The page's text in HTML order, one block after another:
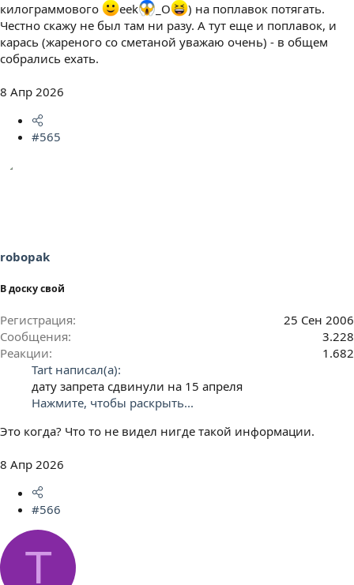
килограммового
eek _O
) на поплавок потягать.
Честно скажу не был там ни разу. А тут еще и поплавок, и
карась (жареного со сметаной уважаю очень) - в общем
собрались ехать.
8 Апр 2026
#565
robopak
В доску свой
Регистрация
25 Сен 2006
Сообщения
3.228
Реакции
1.682
Tart написал(а):
дату запрета сдвинули на 15 апреля
Нажмите, чтобы раскрыть...
Это когда? Что то не видел нигде такой информации.
8 Апр 2026
#566
T